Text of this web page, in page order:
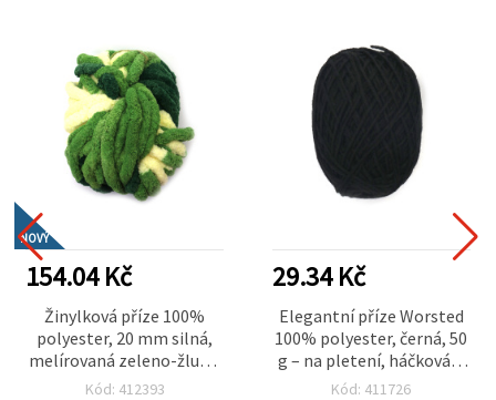
NOVÝ
154.04 Kč
Žinylková příze 100%
polyester, 20 mm silná,
melírovaná zeleno-žlutá,
cca 240 g / 25 m – výrazná
Kód: 412393
29.34 Kč
Elegantní příze Worsted
100% polyester, černá, 50
g – na pletení, háčkování
a různé kreativní
Kód: 411726